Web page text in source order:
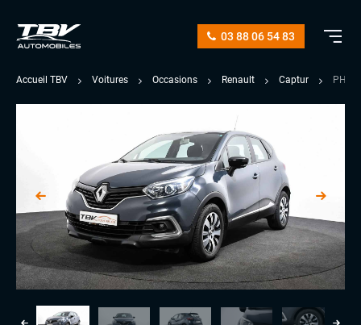
03 88 06 54 83
Accueil TBV Voitures Occasions Renault Captur